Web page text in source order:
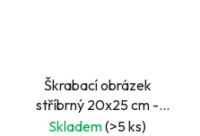
Škrabací obrázek
stříbrný 20x25 cm -
Pegas 1
Skladem(>5 ks)